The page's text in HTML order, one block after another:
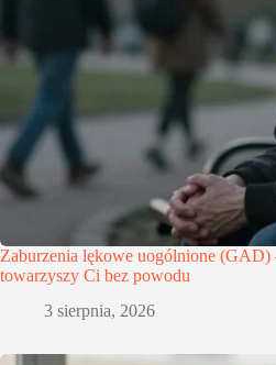
Zaburzenia lękowe uogólnione (GAD)
towarzyszy Ci bez powodu
3 sierpnia, 2026